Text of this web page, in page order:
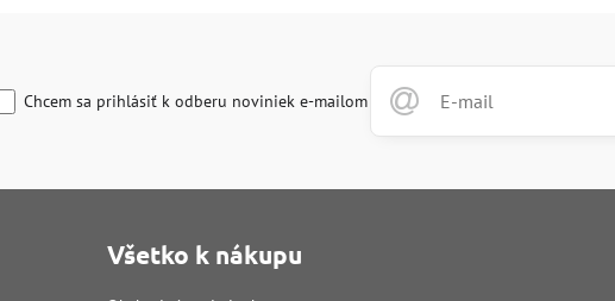
Chcem sa prihlásiť k odberu noviniek e-mailom
Všetko k nákupu